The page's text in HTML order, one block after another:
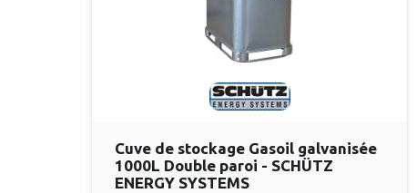
Cuve de stockage Gasoil galvanisée
1000L Double paroi - SCHÜTZ
ENERGY SYSTEMS